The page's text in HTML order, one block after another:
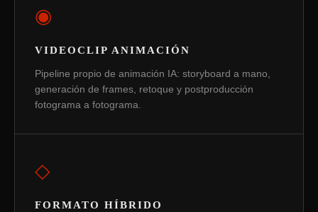
◉
VIDEOCLIP ANIMACIÓN
Pipeline propio de animación IA: storyboard a mano,
generación de frames, retoque y postproducción
fotograma a fotograma.
◇
FORMATO HÍBRIDO